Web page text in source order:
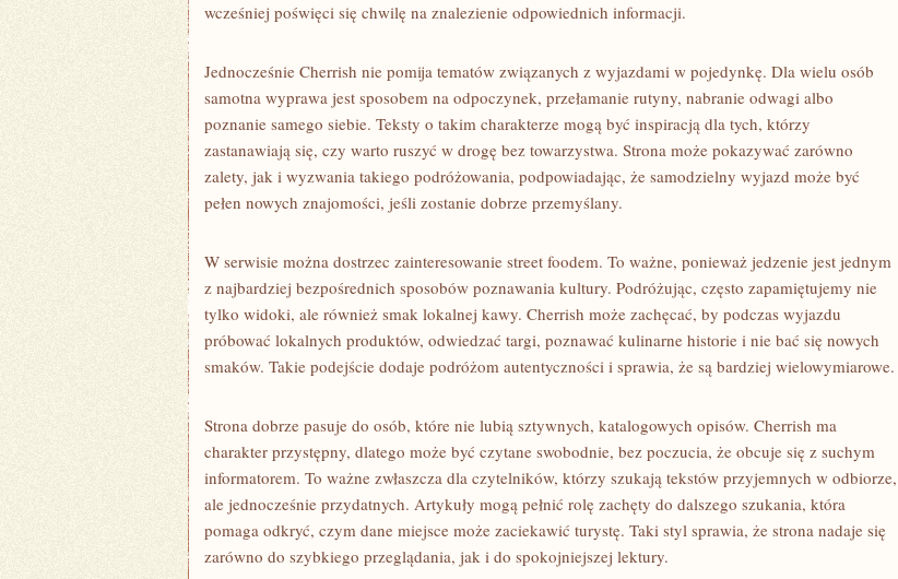
wcześniej poświęci się chwilę na znalezienie odpowiednich informacji.
Jednocześnie Cherrish nie pomija tematów związanych z wyjazdami w pojedynkę. Dla wielu osób
samotna wyprawa jest sposobem na odpoczynek, przełamanie rutyny, nabranie odwagi albo
poznanie samego siebie. Teksty o takim charakterze mogą być inspiracją dla tych, którzy
zastanawiają się, czy warto ruszyć w drogę bez towarzystwa. Strona może pokazywać zarówno
zalety, jak i wyzwania takiego podróżowania, podpowiadając, że samodzielny wyjazd może być
pełen nowych znajomości, jeśli zostanie dobrze przemyślany.
W serwisie można dostrzec zainteresowanie street foodem. To ważne, ponieważ jedzenie jest jednym
z najbardziej bezpośrednich sposobów poznawania kultury. Podróżując, często zapamiętujemy nie
tylko widoki, ale również smak lokalnej kawy. Cherrish może zachęcać, by podczas wyjazdu
próbować lokalnych produktów, odwiedzać targi, poznawać kulinarne historie i nie bać się nowych
smaków. Takie podejście dodaje podróżom autentyczności i sprawia, że są bardziej wielowymiarowe.
Strona dobrze pasuje do osób, które nie lubią sztywnych, katalogowych opisów. Cherrish ma
charakter przystępny, dlatego może być czytane swobodnie, bez poczucia, że obcuje się z suchym
informatorem. To ważne zwłaszcza dla czytelników, którzy szukają tekstów przyjemnych w odbiorze,
ale jednocześnie przydatnych. Artykuły mogą pełnić rolę zachęty do dalszego szukania, która
pomaga odkryć, czym dane miejsce może zaciekawić turystę. Taki styl sprawia, że strona nadaje się
zarówno do szybkiego przeglądania, jak i do spokojniejszej lektury.